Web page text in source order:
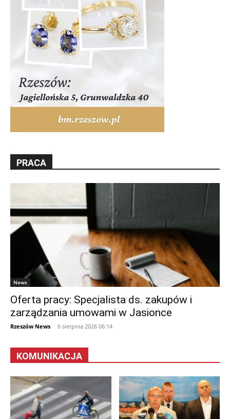
PRACA
News
Oferta pracy: Specjalista ds. zakupów i
zarządzania umowami w Jasionce
Rzeszów News - 6 sierpnia 2026 06:14
KOMUNIKACJA